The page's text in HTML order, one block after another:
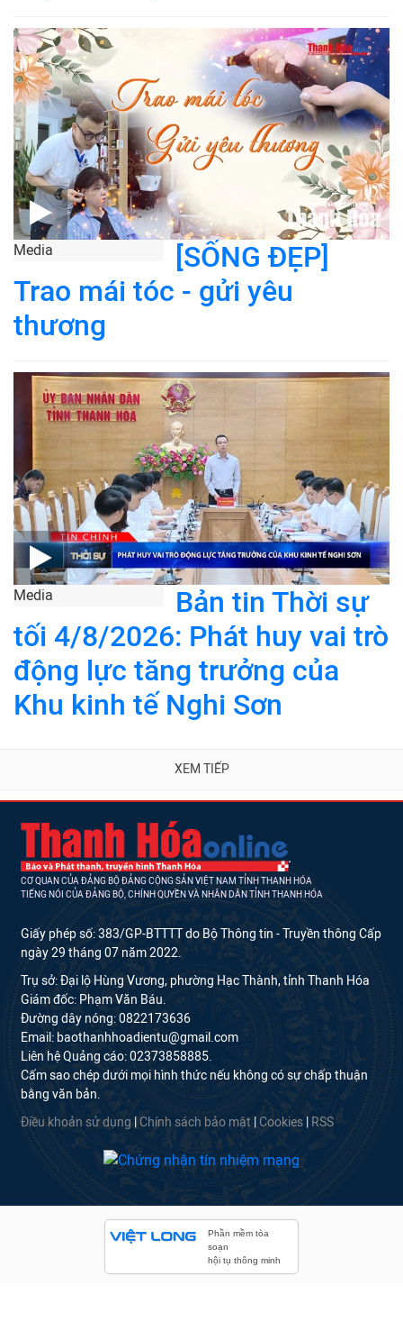
Media
[SỐNG ĐẸP]
Trao mái tóc - gửi yêu
thương
Media
Bản tin Thời sự
tối 4/8/2026: Phát huy vai trò
động lực tăng trưởng của
Khu kinh tế Nghi Sơn
XEM TIẾP
CƠ QUAN CỦA ĐẢNG BỘ ĐẢNG CỘNG SẢN VIỆT NAM TỈNH THANH HÓA
TIẾNG NÓI CỦA ĐẢNG BỘ, CHÍNH QUYỀN VÀ NHÂN DÂN TỈNH THANH HÓA
Giấy phép số: 383/GP-BTTTT do Bộ Thông tin - Truyền thông Cấp
ngày 29 tháng 07 năm 2022.
Trụ sở: Đại lộ Hùng Vương, phường Hạc Thành, tỉnh Thanh Hóa
Giám đốc: Phạm Văn Báu.
Đường dây nóng: 0822173636
Email: baothanhhoadientu@gmail.com
Liên hệ Quảng cáo: 02373858885.
Cấm sao chép dưới mọi hình thức nếu không có sự chấp thuận
bằng văn bản.
Điều khoản sử dụng
Chính sách bảo mật Cookies RSS
Phần mềm tòa
soạn
hội tụ thông minh